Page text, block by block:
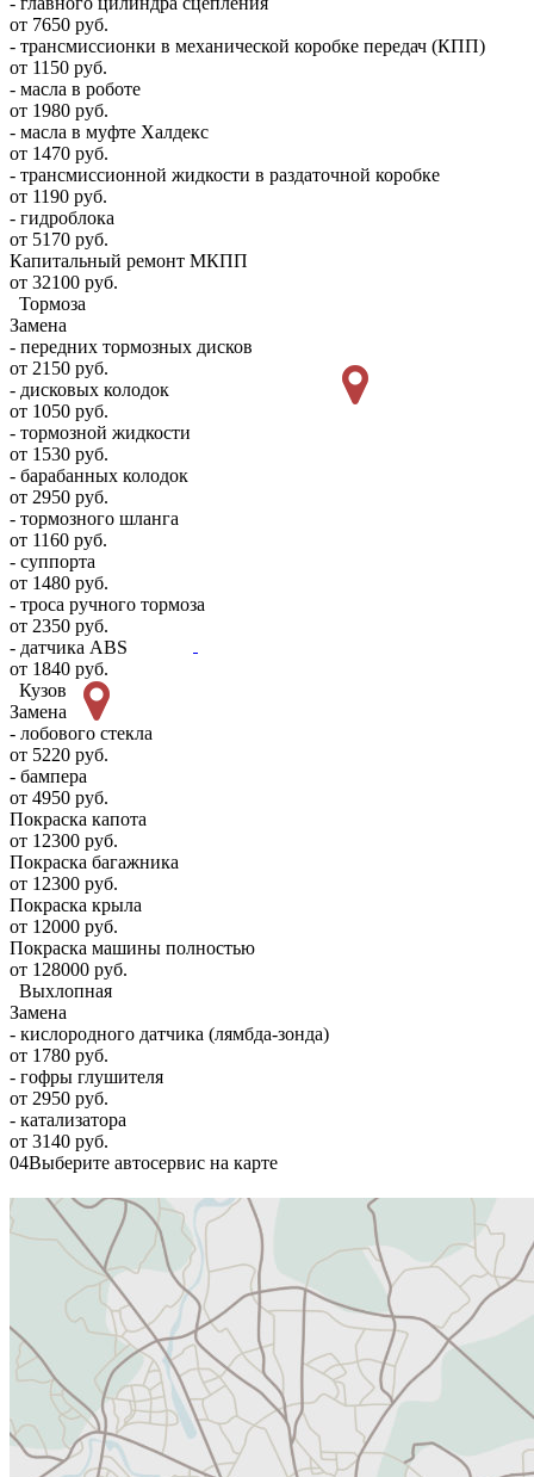
от 7650 руб.
- трансмиссионки в механической коробке передач (КПП)
от 1150 руб.
- масла в роботе
от 1980 руб.
- масла в муфте Халдекс
от 1470 руб.
- трансмиссионной жидкости в раздаточной коробке
от 1190 руб.
- гидроблока
от 5170 руб.
Капитальный ремонт МКПП
от 32100 руб.
Тормоза
Замена
- передних тормозных дисков
от 2150 руб.
- дисковых колодок
от 1050 руб.
- тормозной жидкости
от 1530 руб.
- барабанных колодок
от 2950 руб.
- тормозного шланга
от 1160 руб.
- суппорта
от 1480 руб.
- троса ручного тормоза
от 2350 руб.
- датчика ABS
от 1840 руб.
Кузов
Замена
- лобового стекла
от 5220 руб.
- бампера
от 4950 руб.
Покраска капота
от 12300 руб.
Покраска багажника
от 12300 руб.
Покраска крыла
от 12000 руб.
Покраска машины полностью
от 128000 руб.
Выхлопная
Замена
- кислородного датчика (лямбда-зонда)
от 1780 руб.
- гофры глушителя
от 2950 руб.
- катализатора
от 3140 руб.
04Выберите автосервис на карте